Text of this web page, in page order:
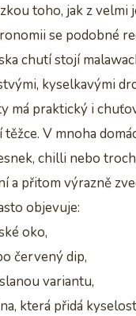
toho, jak z
se podobné
chutí stojí
kyselkavými
má praktický i
V mnoha
chilli nebo
a přitom výrazně
objevuje:
oko,
červený dip,
variantu,
která přidá